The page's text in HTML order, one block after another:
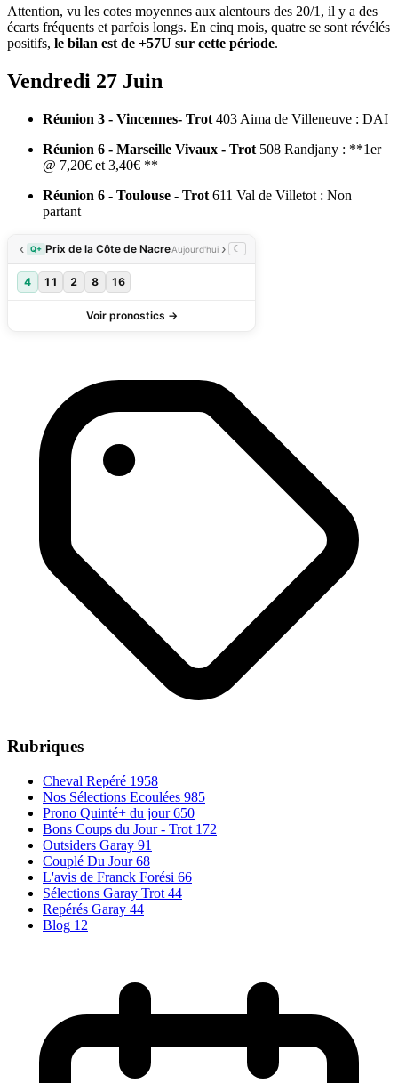
Attention, vu les cotes moyennes aux alentours des 20/1, il y a des
écarts fréquents et parfois longs. En cinq mois, quatre se sont révélés
positifs, le bilan est de +57U sur cette période.
Vendredi 27 Juin
Réunion 3 - Vincennes- Trot 403 Aima de Villeneuve : DAI
Réunion 6 - Marseille Vivaux - Trot 508 Randjany : **1er
@ 7,20€ et 3,40€ **
Réunion 6 - Toulouse - Trot 611 Val de Villetot : Non
partant
Rubriques
Cheval Repéré 1958
Nos Sélections Ecoulées 985
Prono Quinté+ du jour 650
Bons Coups du Jour - Trot 172
Outsiders Garay 91
Couplé Du Jour 68
L'avis de Franck Forési 66
Sélections Garay Trot 44
Repérés Garay 44
Blog 12